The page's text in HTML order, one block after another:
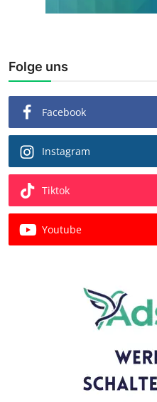
Folge uns
Facebook
Instagram
Tiktok
Youtube